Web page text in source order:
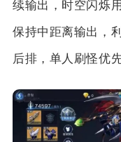
续输出，时空闪烁
保持中距离输出，
后排，单人刷怪优